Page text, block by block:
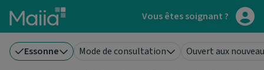
Aller au contenu principal Vous êtes soignant ?
Essonne Mode de consultation
Ouvert aux